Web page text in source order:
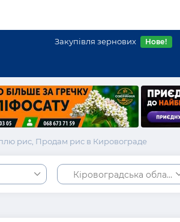
Закупівля зернових Нове!
рис, Продам рис в Кировограде
Кіровоградська область